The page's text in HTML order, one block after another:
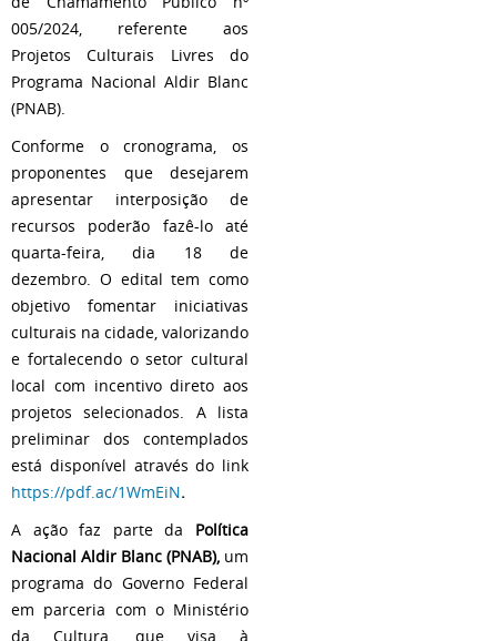
005/2024, referente aos
Projetos Culturais Livres do
Programa Nacional Aldir Blanc
(PNAB).
Conforme o cronograma, os
proponentes que desejarem
apresentar interposição de
recursos poderão fazê-lo até
quarta-feira, dia 18 de
dezembro. O edital tem como
objetivo fomentar iniciativas
culturais na cidade, valorizando
e fortalecendo o setor cultural
local com incentivo direto aos
projetos selecionados. A lista
preliminar dos contemplados
está disponível através do link
https://pdf.ac/1WmEiN.
A ação faz parte da Política
Nacional Aldir Blanc (PNAB), um
programa do Governo Federal
em parceria com o Ministério
da Cultura, que visa à